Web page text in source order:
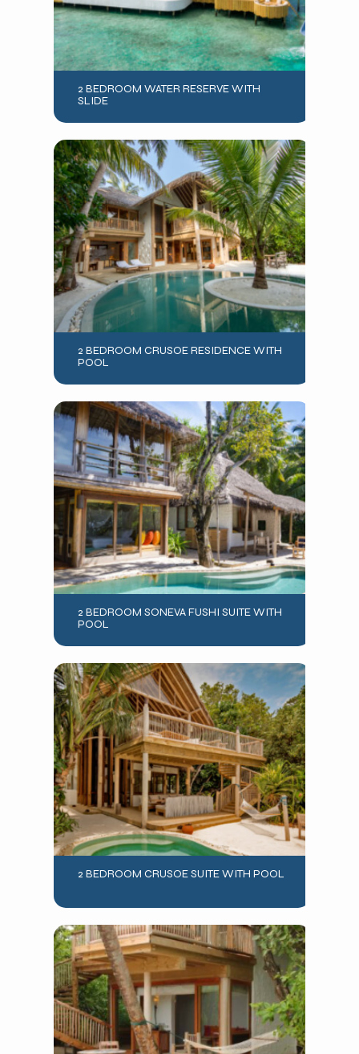
2 BEDROOM WATER RESERVE WITH
SLIDE
2 BEDROOM CRUSOE RESIDENCE WITH
POOL
2 BEDROOM SONEVA FUSHI SUITE WITH
POOL
2 BEDROOM CRUSOE SUITE WITH POOL